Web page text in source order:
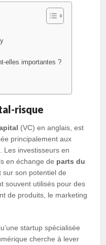
elles importantes ?
risque
(VC) en anglais, est
principalement aux
Les investisseurs en
en échange de parts du
sur son potentiel de
souvent utilisés pour des
de produits, le marketing
startup spécialisée
cherche à lever